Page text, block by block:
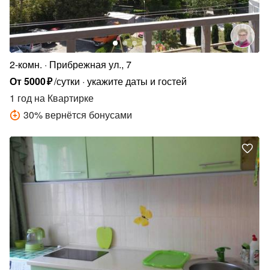
2-комн.
Прибрежная ул., 7
От5000₽/сутки укажите даты и гостей
1 год на Квартирке
30% вернётся бонусами